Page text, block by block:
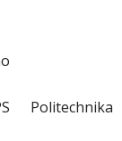
Politechnika